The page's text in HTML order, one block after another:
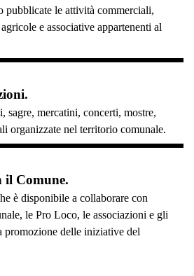
pubblicate le attività commerciali,
e associative appartenenti al
sagre, mercatini, concerti, mostre,
organizzate nel territorio comunale.
il Comune.
è disponibile a collaborare con
le Pro Loco, le associazioni e gli
promozione delle iniziative del